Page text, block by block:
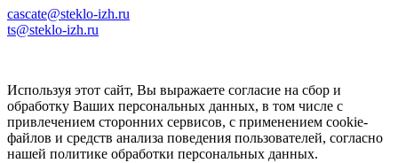
cascate@steklo-izh.ru
ts@steklo-izh.ru
Используя этот сайт, Вы выражаете согласие на сбор и
обработку Ваших персональных данных, в том числе с
привлечением сторонних сервисов, с применением cookie-
файлов и средств анализа поведения пользователей, согласно
нашей политике обработки персональных данных.